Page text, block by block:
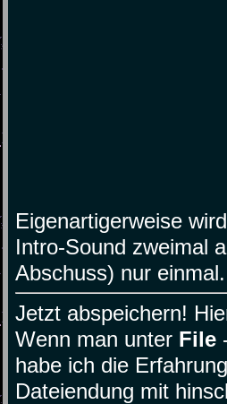
Eigenartigerweise
Intro-Sound zweimal
Abschuss) nur
Jetzt abspeichern!
Wenn man unter File
habe ich die
Dateiendung mit